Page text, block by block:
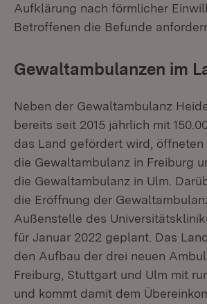
Aufklärung nach förmlicher
Betroffenen die Befunde
Gewaltambulanzen im
Neben der Gewaltambulanz
bereits seit 2015 jährlich mit
das Land gefördert wird, öffneten
die Gewaltambulanz in Freiburg
die Gewaltambulanz in Ulm.
die Eröffnung der
Außenstelle des
für Januar 2022 geplant. Das
den Aufbau der drei neuen
Freiburg, Stuttgart und Ulm mit
und kommt damit dem